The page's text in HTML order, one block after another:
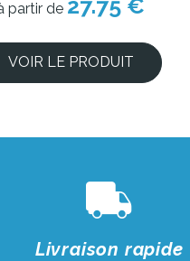
partir de
VOIR LE PRODUIT
Livraison rapide